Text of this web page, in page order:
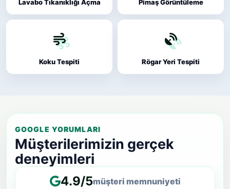
Lavabo Tıkanıklığı Açma Pimaş Görüntüleme
Koku Tespiti Rögar Yeri Tespiti
GOOGLE YORUMLARI
Müşterilerimizin gerçek
deneyimleri
4.9/5müşteri memnuniyeti